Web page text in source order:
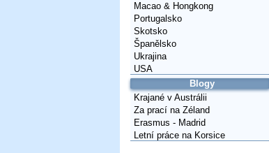
Macao & Hongkong
Portugalsko
Skotsko
Španělsko
Ukrajina
USA
Blogy
Krajané v Austrálii
Za prací na Zéland
Erasmus - Madrid
Letní práce na Korsice